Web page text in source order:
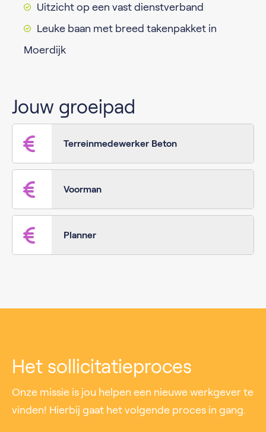
Uitzicht op een vast dienstverband
Leuke baan met breed takenpakket in
Moerdijk
Jouw groeipad
Terreinmedewerker Beton
Voorman
Planner
Het sollicitatieproces
Onze missie is jou helpen een nieuwe werkgever te
vinden! Hierbij gaat het volgende proces in gang.